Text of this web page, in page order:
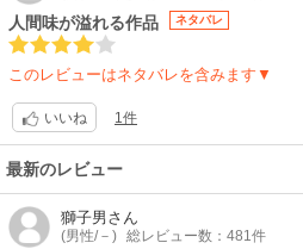
人間味が溢れる作品 ネタバレ
このレビューはネタバレを含みます▼
いいね 1件
最新のレビュー
獅子男 さん
(男性/－) 総レビュー数：481件